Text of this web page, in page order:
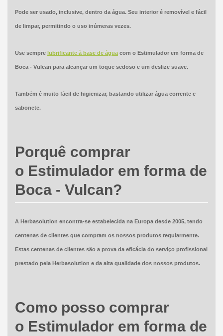
Pode ser usado, inclusive, dentro da água. Seu interior é removível e fácil
de limpar, permitindo o uso inúmeras vezes.
Use sempre lubrificante à base de águacom o Estimulador em forma de
Boca - Vulcan para alcançar um toque sedoso e um deslize suave.
Também é muito fácil de higienizar, bastando utilizar água corrente e
sabonete.
Porquê comprar
o Estimulador em forma de
Boca - Vulcan?
A Herbasolution encontra-se estabelecida na Europa desde 2005, tendo
centenas de clientes que compram os nossos produtos regularmente.
Estas centenas de clientes são a prova da eficácia do serviço profissional
prestado pela Herbasolution e da alta qualidade dos nossos produtos.
Como posso comprar
o Estimulador em forma de